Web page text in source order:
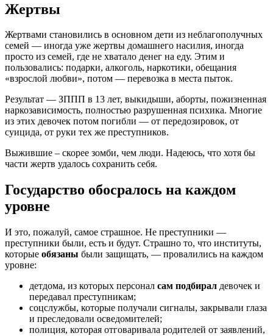
Жертвы
Жертвами становились в основном дети из неблагополучных
семей — иногда уже жертвы домашнего насилия, иногда
просто из семей, где не хватало денег на еду. Этим и
пользовались: подарки, алкоголь, наркотики, обещания
«взрослой любви», потом — перевозка в места пыток.
Результат — ЗППП в 13 лет, выкидыши, аборты, пожизненная
наркозависимость, полностью разрушенная психика. Многие
из этих девочек потом погибли — от передозировок, от
суицида, от руки тех же преступников.
Выжившие – скорее зомби, чем люди. Надеюсь, что хотя бы
части жертв удалось сохранить себя.
Государство обосралось на каждом
уровне
И это, пожалуй, самое страшное. Не преступники —
преступники были, есть и будут. Страшно то, что институты,
которые обязаны были защищать, — провалились на каждом
уровне:
детдома, из которых персонал сам подбирал девочек и
передавал преступникам;
соцслужбы, которые получали сигналы, закрывали глаза
и преследовали осведомителей;
полиция, которая отговаривала родителей от заявлений,